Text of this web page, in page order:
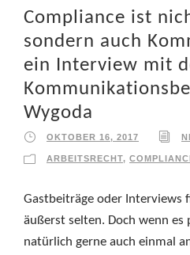
Compliance ist
sondern auch
ein Interview mit
Wygoda
OKTOBER 16, 2017
ARBEITSRECHT,
Gastbeiträge oder Interviews
äußerst selten. Doch wenn es
natürlich gerne auch einmal